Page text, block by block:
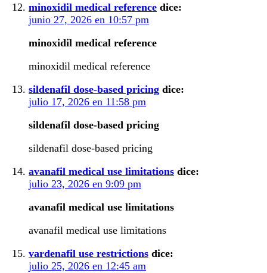
minoxidil medical reference dice:
junio 27, 2026 en 10:57 pm
minoxidil medical reference
minoxidil medical reference
sildenafil dose‑based pricing dice:
julio 17, 2026 en 11:58 pm
sildenafil dose‑based pricing
sildenafil dose‑based pricing
avanafil medical use limitations dice:
julio 23, 2026 en 9:09 pm
avanafil medical use limitations
avanafil medical use limitations
vardenafil use restrictions dice:
julio 25, 2026 en 12:45 am